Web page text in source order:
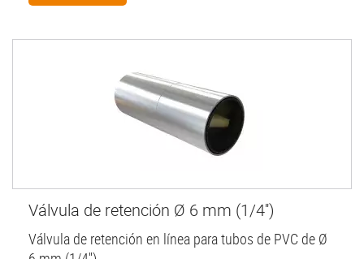
Válvula de retención Ø 6 mm (1/4'')
Válvula de retención en línea para tubos de PVC de Ø